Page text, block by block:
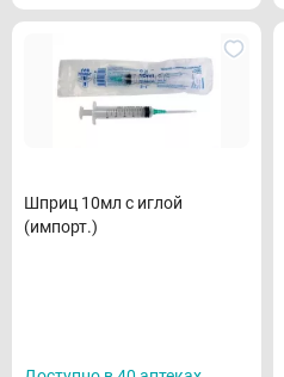
Шприц 10мл с иглой
(импорт.)